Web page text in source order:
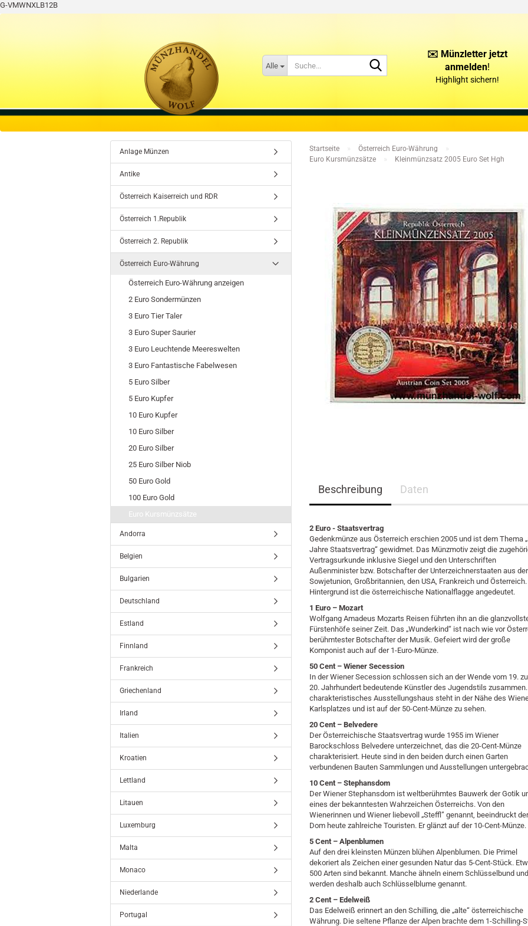
G-VMWNXLB12B
Alle
✉️ Münzletter jetzt
anmelden!
Highlight sichern!
Startseite
» Österreich Euro-Währung »
Euro Kursmünzsätze » Kleinmünzsatz 2005 Euro Set Hgh
Beschreibung Daten
2 Euro - Staatsvertrag
Gedenkmünze aus Österreich erschien 2005 und ist dem Thema
Jahre Staatsvertrag“ gewidmet. Das Münzmotiv zeigt die
Vertragsurkunde inklusive Siegel und den Unterschriften
Außenminister bzw. Botschafter der Unterzeichnerstaaten aus der
Sowjetunion, Großbritannien, den USA, Frankreich und
Hintergrund ist die österreichische Nationalflagge angedeutet.
1 Euro – Mozart
Wolfgang Amadeus Mozarts Reisen führten ihn an die
Fürstenhöfe seiner Zeit. Das „Wunderkind“ ist nach wie vor
berühmtester Botschafter der Musik. Gefeiert wird der große
Komponist auch auf der 1-Euro-Münze.
50 Cent – Wiener Secession
In der Wiener Secession schlossen sich an der Wende vom 19.
20. Jahrhundert bedeutende Künstler des Jugendstils
charakteristisches Ausstellungshaus steht in der Nähe des
Karlsplatzes und ist auf der 50-Cent-Münze zu sehen.
20 Cent – Belvedere
Der Österreichische Staatsvertrag wurde 1955 im Wiener
Barockschloss Belvedere unterzeichnet, das die 20-Cent-Münze
charakterisiert. Heute sind in den beiden durch einen Garten
verbundenen Bauten Sammlungen und Ausstellungen
10 Cent – Stephansdom
Der Wiener Stephansdom ist weltberühmtes Bauwerk der Gotik
eines der bekanntesten Wahrzeichen Österreichs. Von den
Wienerinnen und Wiener liebevoll „Steffl” genannt, beeindruckt
Dom heute zahlreiche Touristen. Er glänzt auf der 10-Cent-Münze.
5 Cent – Alpenblumen
Auf den drei kleinsten Münzen blühen Alpenblumen. Die Primel
dekoriert als Zeichen einer gesunden Natur das 5-Cent-Stück.
500 Arten sind bekannt. Manche ähneln einem Schlüsselbund und
werden deshalb auch Schlüsselblume genannt.
2 Cent – Edelweiß
Das Edelweiß erinnert an den Schilling, die „alte“ österreichische
Währung. Die seltene Pflanze der Alpen brachte dem 1-Schilling-
Anlage Münzen
Antike
Österreich Kaiserreich und RDR
Österreich 1.Republik
Österreich 2. Republik
Österreich Euro-Währung
Österreich Euro-Währung anzeigen
2 Euro Sondermünzen
3 Euro Tier Taler
3 Euro Super Saurier
3 Euro Leuchtende Meereswelten
3 Euro Fantastische Fabelwesen
5 Euro Silber
5 Euro Kupfer
10 Euro Kupfer
10 Euro Silber
20 Euro Silber
25 Euro Silber Niob
50 Euro Gold
100 Euro Gold
Euro Kursmünzsätze
Andorra
Belgien
Bulgarien
Deutschland
Estland
Finnland
Frankreich
Griechenland
Irland
Italien
Kroatien
Lettland
Litauen
Luxemburg
Malta
Monaco
Niederlande
Portugal